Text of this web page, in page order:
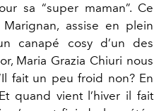
sa “super maman”. Ce
assise en plein
canapé cosy d’un des
Maria Grazia Chiuri nous
fait un peu froid non? En
quand vient l’hiver il fait